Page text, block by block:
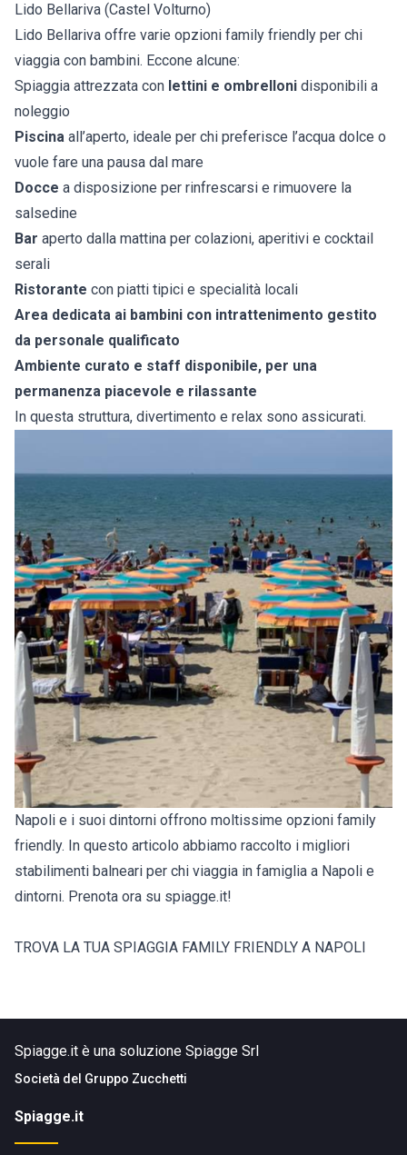
Lido Bellariva (Castel Volturno)
Lido Bellariva offre varie opzioni family friendly per chi
viaggia con bambini. Eccone alcune:
Spiaggia attrezzata con lettini e ombrelloni disponibili a
noleggio
Piscina all’aperto, ideale per chi preferisce l’acqua dolce o
vuole fare una pausa dal mare
Docce a disposizione per rinfrescarsi e rimuovere la
salsedine
Bar aperto dalla mattina per colazioni, aperitivi e cocktail
serali
Ristorante con piatti tipici e specialità locali
Area dedicata ai bambini con intrattenimento gestito
da personale qualificato
Ambiente curato e staff disponibile, per una
permanenza piacevole e rilassante
In questa struttura, divertimento e relax sono assicurati.
Napoli e i suoi dintorni offrono moltissime opzioni family
friendly. In questo articolo abbiamo raccolto i migliori
stabilimenti balneari per chi viaggia in famiglia a Napoli e
dintorni. Prenota ora su spiagge.it!
TROVA LA TUA SPIAGGIA FAMILY FRIENDLY A NAPOLI
Spiagge.it è una soluzione Spiagge Srl
Società del Gruppo Zucchetti
Spiagge.it